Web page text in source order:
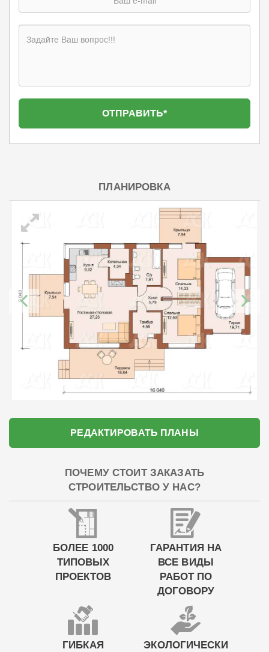
ПЛАНИРОВКА
РЕДАКТИРОВАТЬ ПЛАНЫ
ПОЧЕМУ СТОИТ ЗАКАЗАТЬ
СТРОИТЕЛЬСТВО У НАС?
БОЛЕЕ 1000
ТИПОВЫХ
ПРОЕКТОВ
ГАРАНТИЯ НА
ВСЕ ВИДЫ
РАБОТ ПО
ДОГОВОРУ
ГИБКАЯ ЭКОЛОГИЧЕСКИ